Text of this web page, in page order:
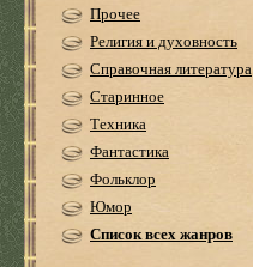
Прочее
Религия и духовность
Справочная литература
Старинное
Техника
Фантастика
Фольклор
Юмор
Список всех жанров